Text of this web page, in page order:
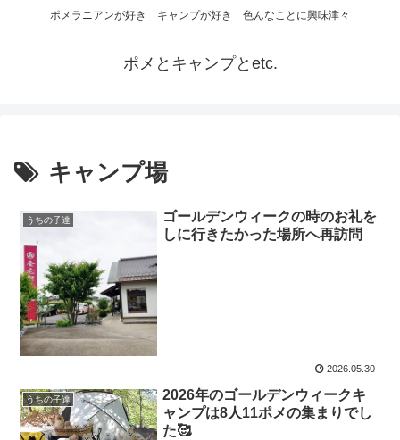
ポメラニアンが好き キャンプが好き 色んなことに興味津々
ポメとキャンプとetc.
キャンプ場
うちの子達
ゴールデンウィークの時のお礼を
しに行きたかった場所へ再訪問
2026.05.30
うちの子達
2026年のゴールデンウィークキ
ャンプは8人11ポメの集まりでし
た🥰